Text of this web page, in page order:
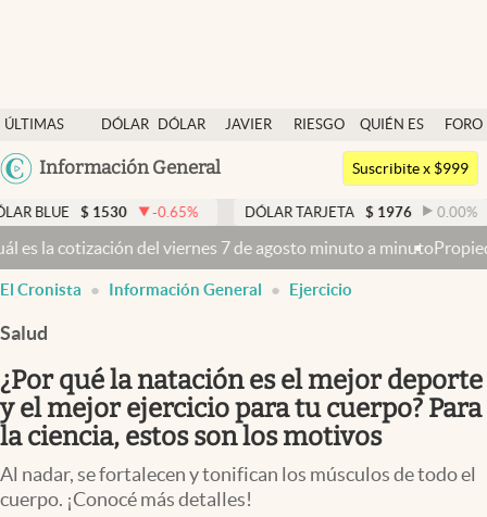
ÚLTIMAS
NOTICIAS
DÓLAR
DÓLAR
JAVIER
RIESGO
QUIÉN ES
QUIÉN
FORO
Argentina
México
Información General
Dólar
Members
Economía y Política
Finanzas y Mercados
Mercados Online
Columnistas
Otras secciones
Infotechnology
Suscribite x $999
1530 -0.65% DÓLAR TARJETA $ 1976 0.00 % DÓLAR
7 de agosto minuto a minutoPropiedad privada: con cruces y
El Cronista Información General Ejercicio
Salud
¿Por qué la natación es el mejor deporte
y el mejor ejercicio para tu cuerpo? Para
la ciencia, estos son los motivos
Al nadar, se fortalecen y tonifican los músculos de todo el
cuerpo. ¡Conocé más detalles!